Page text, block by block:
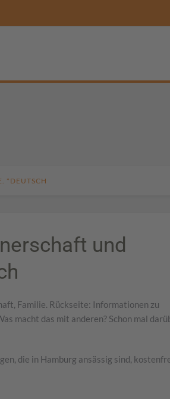
*DEUTSCH
und
Familie. Rückseite: Informationen zu
macht das mit anderen? Schon mal
die in Hamburg ansässig sind,